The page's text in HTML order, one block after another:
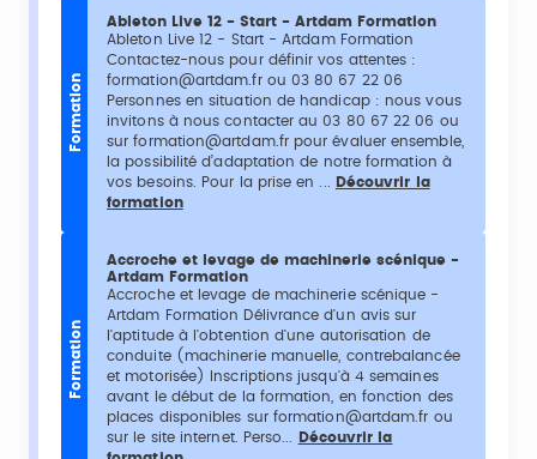
Formation
Ableton Live 12 - Start - Artdam Formation
Ableton Live 12 - Start - Artdam Formation
Contactez-nous pour définir vos attentes :
formation@artdam.fr ou 03 80 67 22 06
Personnes en situation de handicap : nous vous
invitons à nous contacter au 03 80 67 22 06 ou
sur formation@artdam.fr pour évaluer ensemble,
la possibilité d’adaptation de notre formation à
vos besoins. Pour la prise en ...
Découvrir la
formation
Formation
Accroche et levage de machinerie scénique -
Artdam Formation
Accroche et levage de machinerie scénique -
Artdam Formation Délivrance d'un avis sur
l'aptitude à l'obtention d'une autorisation de
conduite (machinerie manuelle, contrebalancée
et motorisée) Inscriptions jusqu'à 4 semaines
avant le début de la formation, en fonction des
places disponibles sur formation@artdam.fr ou
sur le site internet. Perso...
Découvrir la